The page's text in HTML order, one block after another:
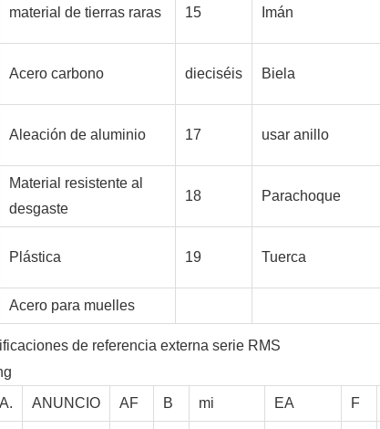
material de tierras raras 15 Imán
Acero carbono dieciséis Biela
Aleación de aluminio 17 usar anillo
Material resistente al
desgaste
18 Parachoque
Plástica 19 Tuerca
Acero para muelles
de referencia externa serie RMS
ANUNCIO AF B mi EA F